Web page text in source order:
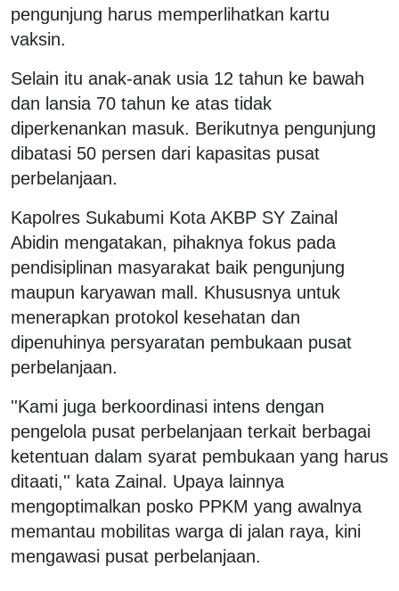
pengunjung harus memperlihatkan kartu
vaksin.
Selain itu anak-anak usia 12 tahun ke bawah
dan lansia 70 tahun ke atas tidak
diperkenankan masuk. Berikutnya pengunjung
dibatasi 50 persen dari kapasitas pusat
perbelanjaan.
Kapolres Sukabumi Kota AKBP SY Zainal
Abidin mengatakan, pihaknya fokus pada
pendisiplinan masyarakat baik pengunjung
maupun karyawan mall. Khususnya untuk
menerapkan protokol kesehatan dan
dipenuhinya persyaratan pembukaan pusat
perbelanjaan.
''Kami juga berkoordinasi intens dengan
pengelola pusat perbelanjaan terkait berbagai
ketentuan dalam syarat pembukaan yang harus
ditaati,'' kata Zainal. Upaya lainnya
mengoptimalkan posko PPKM yang awalnya
memantau mobilitas warga di jalan raya, kini
mengawasi pusat perbelanjaan.